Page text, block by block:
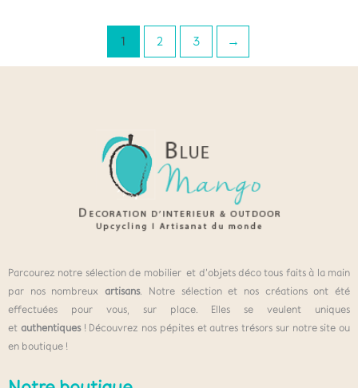
1 2 3 →
Parcourez notre sélection de mobilier et d’objets déco tous faits à la main
par nos nombreuxartisans. Notre sélection et nos créations ont été
effectuées pour vous, sur place. Elles se veulent uniques
et authentiques! Découvrez nos pépites et autres trésors sur notre site ou
en boutique !